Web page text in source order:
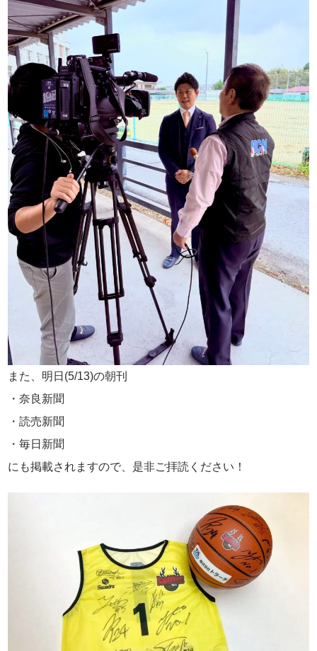
また、明日(5/13)の朝刊
・奈良新聞
・読売新聞
・毎日新聞
にも掲載されますので、是非ご拝読ください！